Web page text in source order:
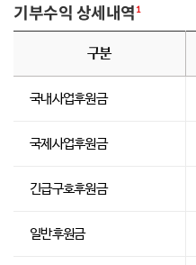
기부수익 상세내역 1
구분
국내사업후원금
국제사업후원금
긴급구호후원금
일반후원금